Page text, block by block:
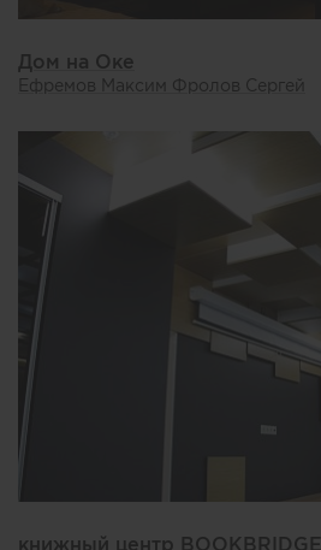
Дом на Оке
Ефремов Максим Фролов Сергей
книжный центр BOOKBRIDGE